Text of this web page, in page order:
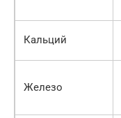
Кальций
Железо